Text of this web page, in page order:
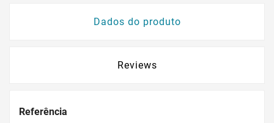
Dados do produto
Reviews
Referência